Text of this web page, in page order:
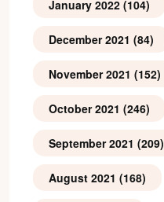
January 2022(104)
December 2021 (84)
November 2021 (152)
October 2021 (246)
September 2021 (209)
August 2021 (168)